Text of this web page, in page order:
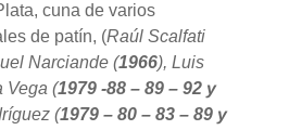
cuna de varios
de patín, (Raúl Scalfati
Narciande (1966), Luis
Vega (1979 -88 – 89 – 92 y
(1979 – 80 – 83 – 89 y